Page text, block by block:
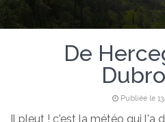
De
Publiée le
Il pleut ! c'est la météo qui l'a